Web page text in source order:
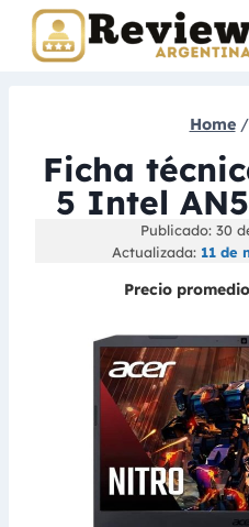
Skip
Home /
Ficha
5 Intel
Publicado: 30
Actualizada: 11 de
Precio